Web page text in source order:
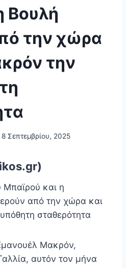
Βουλή
την χώρα
την
8 Σεπτεμβρίου, 2025
και η
από την χώρα και
σταθερότητα
Μακρόν,
αυτόν τον μήνα